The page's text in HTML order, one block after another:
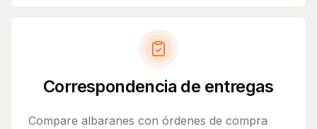
Correspondencia de entregas
Compare albaranes con órdenes de compra